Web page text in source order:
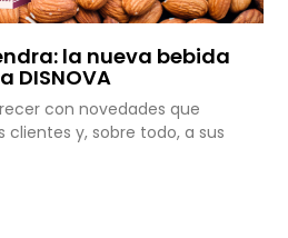
la nueva bebida
DISNOVA
con novedades que
y, sobre todo, a sus